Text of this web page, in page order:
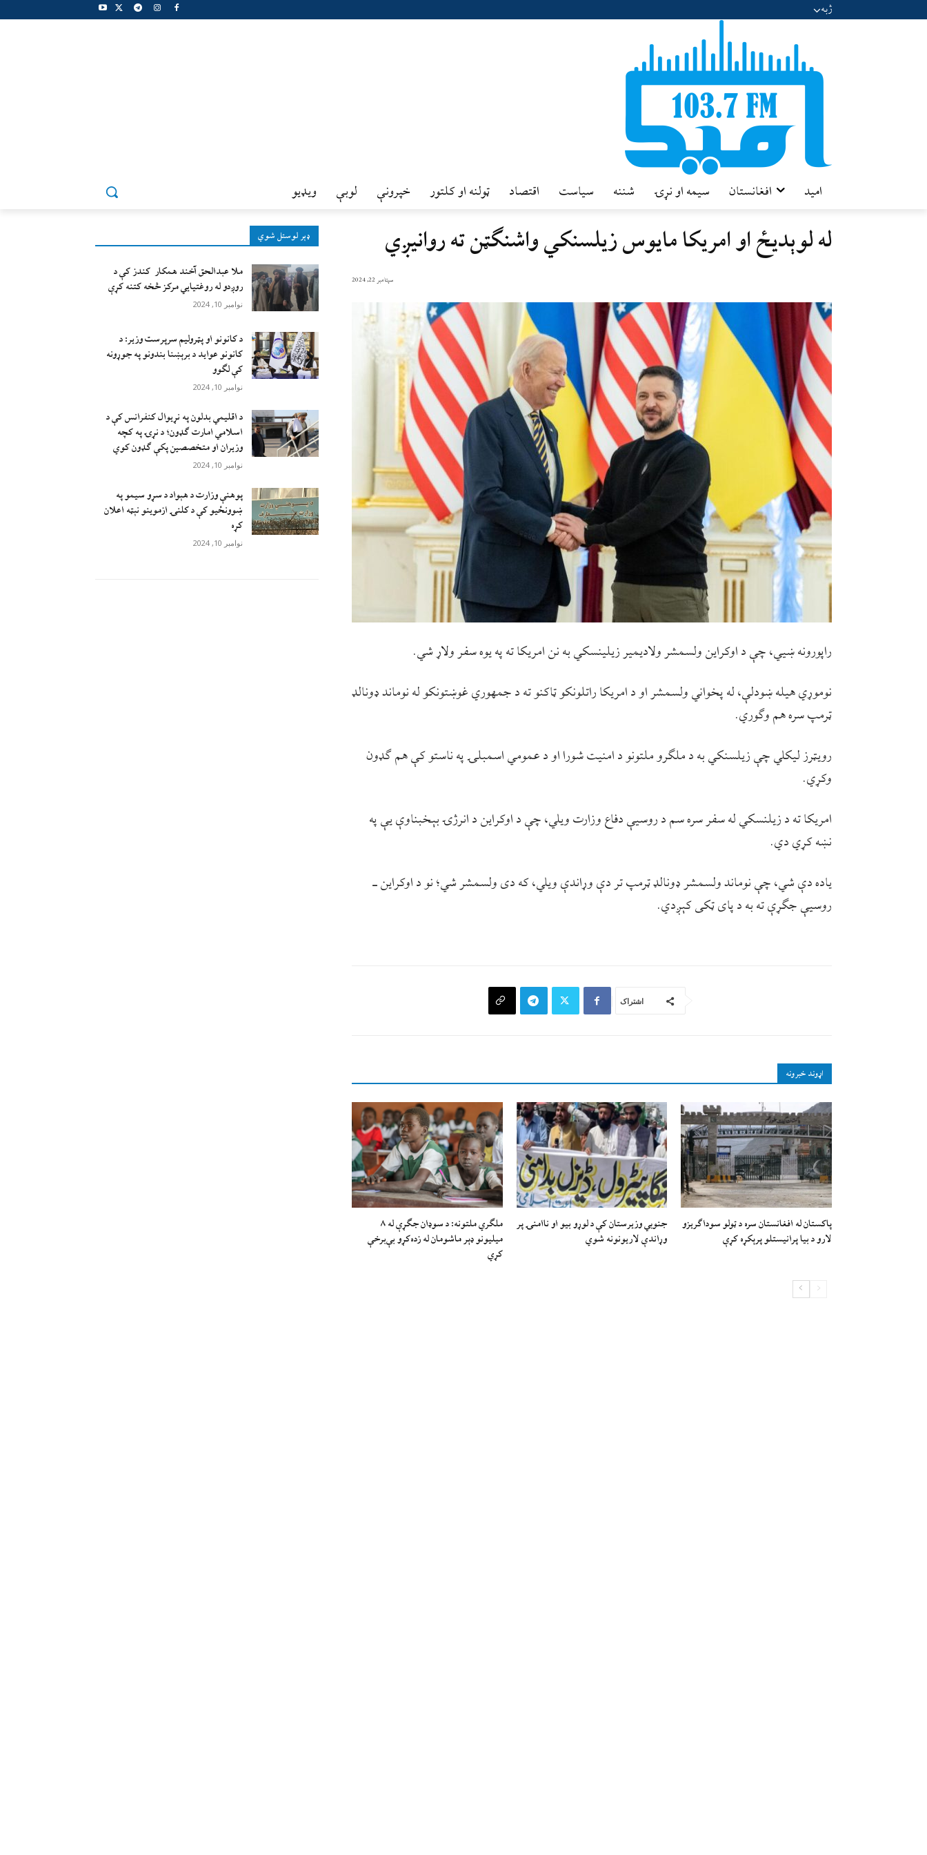
ژبه
امید افغانستان سیمه او نړۍ شننه سیاست اقتصاد ټولنه او کلتور خپرونې لوبې ويډيو
ډېر لوستل شوي
ملا عبدالحق آخند همکار کندز کې د
روږدو له روغتیایي مرکز څخه کتنه کړې
نوامبر 10, 2024
د کانونو او پټرولیم سرپرست وزیر: د
کانونو عواید د برېښنا بندونو په جوړونه
کې لګوو
نوامبر 10, 2024
د اقليمي بدلون په نړيوال کنفرانس کې د
اسلامي امارت ګډون؛ د نړۍ په کچه
وزيران او متخصصين پکې ګډون کوي
نوامبر 10, 2024
پوهنې وزارت د هېواد د سړو سيمو په
ښوونځيو کې د کلنۍ ازموينو نېټه اعلان
کړه
نوامبر 10, 2024
له لوېدیځ او امریکا مایوس زیلسنکي واشنګټن ته روانیږي
سپتامبر 22, 2024
راپورونه ښیي، چې د اوکراین ولسمشر ولادیمیر زیلینسکي به نن امریکا ته په یوه سفر ولاړ شي.
نوموړي هیله ښودلې، له پخواني ولسمشر او د امریکا راتلونکو ټاکنو ته د جمهوري غوښتونکو له نوماند ډونالډ
ټرمپ سره هم وګوري.
رویټرز لیکلي چې زیلسنکي به د ملګرو ملتونو د امنیت شورا او د عمومي اسمبلۍ په ناستو کې هم ګډون
وکړي.
امریکا ته د زیلنسکي له سفر سره سم د روسیې دفاع وزارت ویلي، چې د اوکراین د انرژۍ بېخبناوې یې په
نښه کړي دي.
یاده دې شي، چې نوماند ولسمشر ډونالډ ټرمپ تر دې وړاندې ویلي، که دی ولسمشر شي؛ نو د اوکراین ـ
روسیې جګړې ته به د پای ټکی کېږدي.
اشتراک
اړوند خبرونه
پاکستان له افغانستان سره د ټولو سوداګریزو
لارو د بیا پرانیستلو پرېکړه کړې
جنوبي وزیرستان کې د لوړو بیو او ناامنۍ پر
وړاندې لاريونونه شوي
ملګري ملتونه: د سوډان جګړې له ۸
میلیونو ډېر ماشومان له زده‌کړو بې‌برخې
کړي